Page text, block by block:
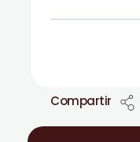
Compartir